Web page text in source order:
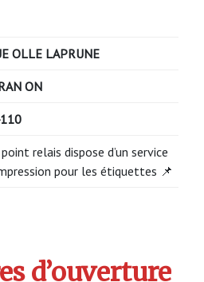
OLLE LAPRUNE
ON
point relais dispose d’un service
pour les étiquettes 📌
d’ouverture